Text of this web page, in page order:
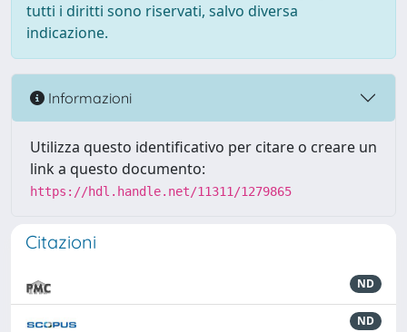
tutti i diritti sono riservati, salvo diversa
indicazione.
Informazioni
Utilizza questo identificativo per citare o creare un
link a questo documento:
https://hdl.handle.net/11311/1279865
Citazioni
ND
ND